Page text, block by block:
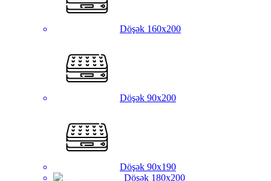
Döşək 160x200
Döşək 90x200
Döşək 90x190
Döşək 180x200